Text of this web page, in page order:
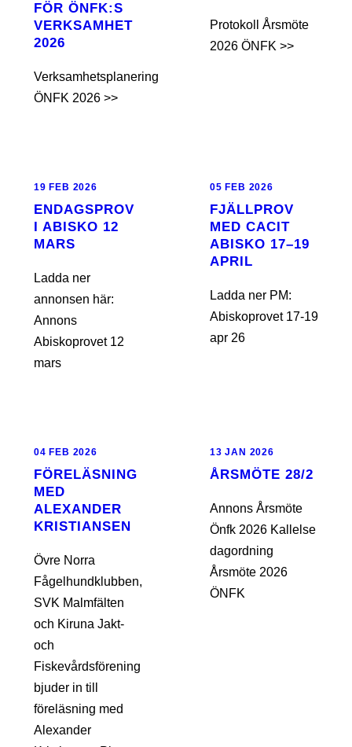
FÖR ÖNFK:S
VERKSAMHET
2026
Verksamhetsplanering
ÖNFK 2026 >>
Protokoll Årsmöte
2026 ÖNFK >>
19 FEB 2026
ENDAGSPROV
I ABISKO 12
MARS
Ladda ner
annonsen här:
Annons
Abiskoprovet 12
mars
05 FEB 2026
FJÄLLPROV
MED CACIT
ABISKO 17–19
APRIL
Ladda ner PM:
Abiskoprovet 17-19
apr 26
04 FEB 2026
FÖRELÄSNING
MED
ALEXANDER
KRISTIANSEN
Övre Norra
Fågelhundklubben,
SVK Malmfälten
och Kiruna Jakt-
och
Fiskevårdsförening
bjuder in till
föreläsning med
Alexander
13 JAN 2026
ÅRSMÖTE 28/2
Annons Årsmöte
Önfk 2026 Kallelse
dagordning
Årsmöte 2026
ÖNFK